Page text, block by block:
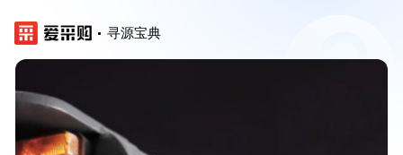
寻源宝典